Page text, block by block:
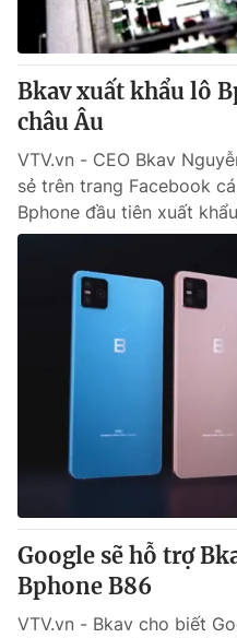
Bkav xuất khẩu lô
châu Âu
VTV.vn - CEO Bkav
sẻ trên trang Facebook
Bphone đầu tiên xuất
Google sẽ hỗ trợ
Bphone B86
VTV.vn - Bkav cho biết